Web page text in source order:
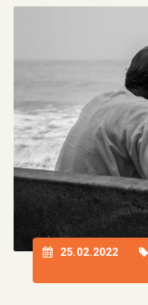
25.02.2022